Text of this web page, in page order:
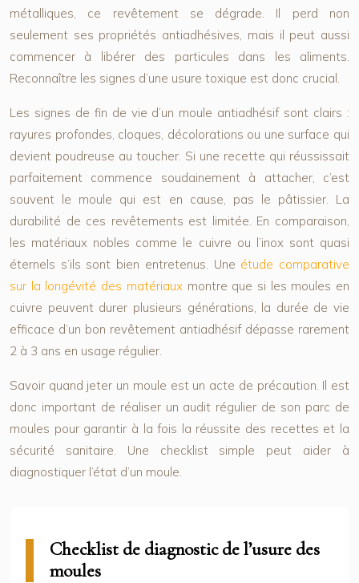
métalliques, ce revêtement se dégrade. Il perd non
seulement ses propriétés antiadhésives, mais il peut aussi
commencer à libérer des particules dans les aliments.
Reconnaître les signes d’une usure toxique est donc crucial.
Les signes de fin de vie d’un moule antiadhésif sont clairs :
rayures profondes, cloques, décolorations ou une surface qui
devient poudreuse au toucher. Si une recette qui réussissait
parfaitement commence soudainement à attacher, c’est
souvent le moule qui est en cause, pas le pâtissier. La
durabilité de ces revêtements est limitée. En comparaison,
les matériaux nobles comme le cuivre ou l’inox sont quasi
éternels s’ils sont bien entretenus. Une étude comparative
sur la longévité des matériauxmontre que si les moules en
cuivre peuvent durer plusieurs générations, la durée de vie
efficace d’un bon revêtement antiadhésif dépasse rarement
2 à 3 ans en usage régulier.
Savoir quand jeter un moule est un acte de précaution. Il est
donc important de réaliser un audit régulier de son parc de
moules pour garantir à la fois la réussite des recettes et la
sécurité sanitaire. Une checklist simple peut aider à
diagnostiquer l’état d’un moule.
Checklist de diagnostic de l’usure des
moules